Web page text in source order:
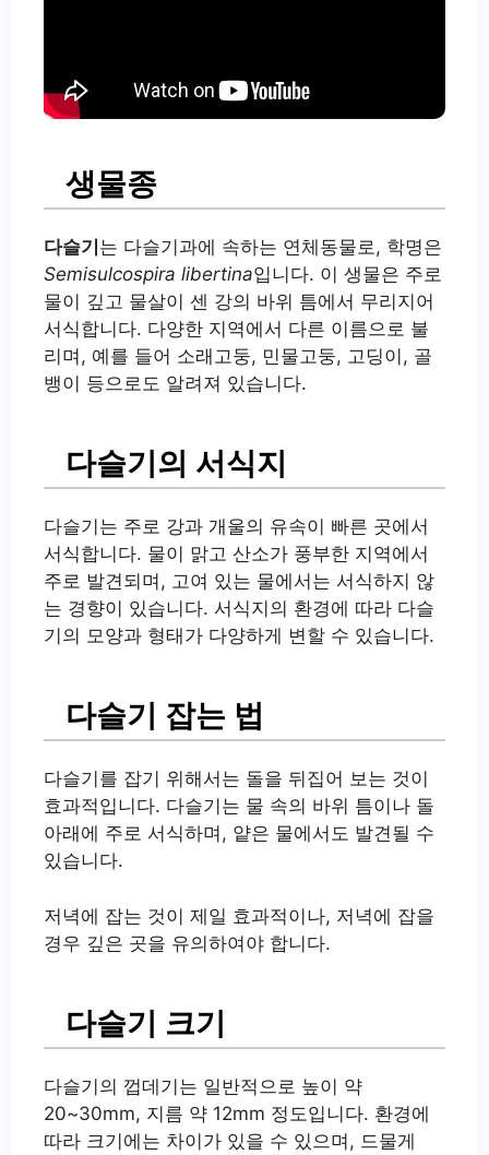
생물종
다슬기 는 다슬기과에 속하는 연체동물로, 학명은
Semisulcospira libertina입니다. 이 생물은 주로
물이 깊고 물살이 센 강의 바위 틈에서 무리지어
서식합니다. 다양한 지역에서 다른 이름으로 불
리며, 예를 들어 소래고둥, 민물고둥, 고딩이, 골
뱅이 등으로도 알려져 있습니다.
다슬기의 서식지
다슬기는 주로 강과 개울의 유속이 빠른 곳에서
서식합니다. 물이 맑고 산소가 풍부한 지역에서
주로 발견되며, 고여 있는 물에서는 서식하지 않
는 경향이 있습니다. 서식지의 환경에 따라 다슬
기의 모양과 형태가 다양하게 변할 수 있습니다.
다슬기 잡는 법
다슬기를 잡기 위해서는 돌을 뒤집어 보는 것이
효과적입니다. 다슬기는 물 속의 바위 틈이나 돌
아래에 주로 서식하며, 얕은 물에서도 발견될 수
있습니다.
저녁에 잡는 것이 제일 효과적이나, 저녁에 잡을
경우 깊은 곳을 유의하여야 합니다.
다슬기 크기
다슬기의 껍데기는 일반적으로 높이 약
20~30mm, 지름 약 12mm 정도입니다. 환경에
따라 크기에는 차이가 있을 수 있으며, 드물게